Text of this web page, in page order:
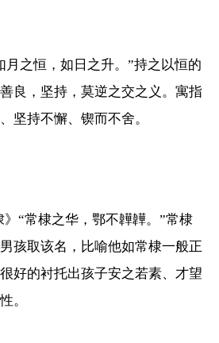
月之恒，如日之升。”持之以恒的
良，坚持，莫逆之交之义。寓指
坚持不懈、锲而不舍。
》“常棣之华，鄂不韡韡。”常棣
孩取该名，比喻他如常棣一般正
好的衬托出孩子安之若素、才望
。